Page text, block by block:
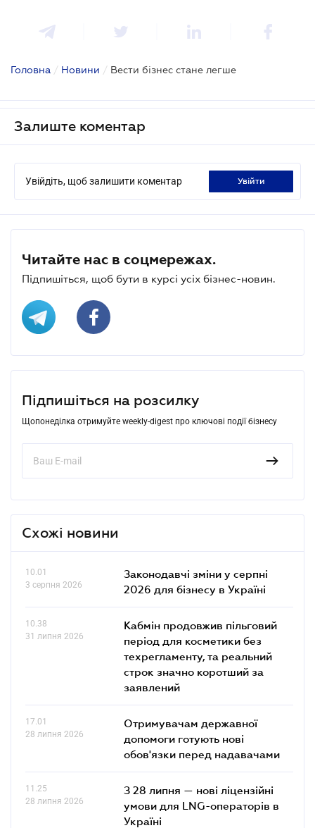
Головна / Новини / Вести бізнес стане легше
Залиште коментар
Увійдіть, щоб залишити коментар увійти
Читайте нас в соцмережах.
Підпишіться, щоб бути в курсі усіх бізнес-новин.
Підпишіться на розсилку
Щопонеділка отримуйте weekly-digest про ключові події бізнесу
Схожі новини
10.01
3 серпня 2026
Законодавчі зміни у серпні
2026 для бізнесу в Україні
10.38
31 липня 2026
Кабмін продовжив пільговий
період для косметики без
техрегламенту, та реальний
строк значно коротший за
заявлений
17.01
28 липня 2026
Отримувачам державної
допомоги готують нові
обов'язки перед надавачами
11.25
28 липня 2026
З 28 липня — нові ліцензійні
умови для LNG-операторів в
Україні